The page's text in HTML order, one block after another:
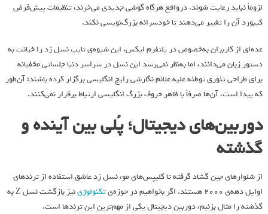
لزوماً نباید رعایت شوند. درواقع هرگاه گوشی جدیدی می‌خرند، تنظیمات پیش‌فرض
کیبورد آن را تغییر می‌دهند تا خودسرانه بزرگ‌نویسی نکند.
عده‌ای از کاربران به‌خصوص در پلتفرم ایکس، این شیوه‌ی تایپ نسل زد را خیانت به
دستور زبان می‌دانند، اما به‌نظر نمی‌رسد این نسل در سراسر دنیا جلساتی مخفیانه
برای طراحی تئوری توطئه علیه علائم نگارشی رایج انگلیسی برگزار کرده باشند؛ آن‌طور
که پیدا است، آن‌ها صرفاً با ظاهر حروف بزرگ انگلیسی ارتباط برقرار نمی‌کنند.
دوربین‌های دیجیتال؛ پُلی بین آینده و
گذشته
از شلوارهای جین گشاد گرفته تا کلیپس‌های مو، نسل زد عاشق استفاده از ترندهای
اوایل دهه‌ی ۲۰۰۰ هستند. اگر بخواهیم در حوزه‌ی
تکنولوژی
نیز بازگشت نسل Z به
گذشته را مثال بزنیم، دوربین دیجیتال یکی از مهم‌ترینِ این ترندها است.